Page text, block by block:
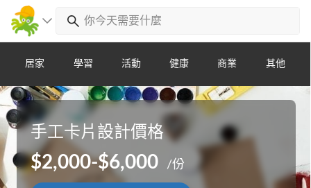
居家 學習 活動 健康 商業 其他
手工卡片設計價格
$2,000-$6,000 /份